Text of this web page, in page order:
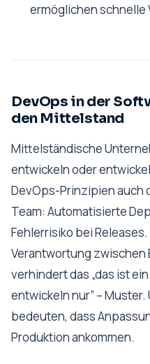
ermöglichen schnelle
DevOps in der
den Mittelstand
Mittelständische
entwickeln oder
DevOps-Prinzipien auch
Team: Automatisierte
Fehlerrisiko bei
Verantwortung zwischen
verhindert das „das ist
entwickeln nur” –
bedeuten, dass
Produktion ankommen.